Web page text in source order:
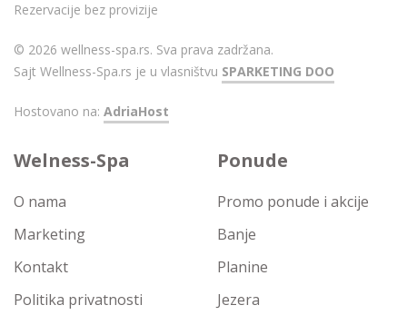
Rezervacije bez provizije
© 2026 wellness-spa.rs. Sva prava zadržana.
Sajt Wellness-Spa.rs je u vlasništvu SPARKETING DOO
Hostovano na: AdriaHost
Welness-Spa
O nama
Marketing
Kontakt
Politika privatnosti
Ponude
Promo ponude i akcije
Banje
Planine
Jezera